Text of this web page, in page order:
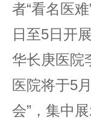
者“看名医
日至5日开
华长庚医院
医院将于5
会”，集中